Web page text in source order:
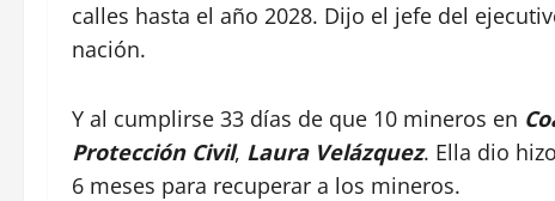
calles hasta el año 2028. Dijo el jefe del
nación.
Y al cumplirse 33 días de que 10 mineros en
Protección Civil, Laura Velázquez. Ella dio
6 meses para recuperar a los mineros.